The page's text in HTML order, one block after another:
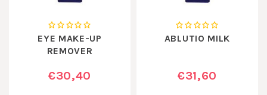
EYE MAKE-UP
REMOVER
€30,40
ABLUTIO MILK
€31,60